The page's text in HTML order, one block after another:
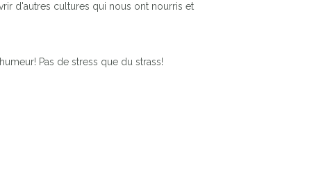
d'autres cultures qui nous ont nourris et
Pas de stress que du strass!